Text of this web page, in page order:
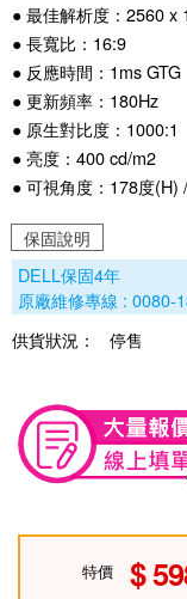
● 最佳解析度：2560 x
● 長寬比：16:9
● 反應時間：1ms GTG
● 更新頻率：180Hz
● 原生對比度：1000:1
● 亮度：400 cd/m2
● 可視角度：178度(H)
保固說明
DELL保固4年
原廠維修專線 : 0080-
供貨狀況：
停售
特價